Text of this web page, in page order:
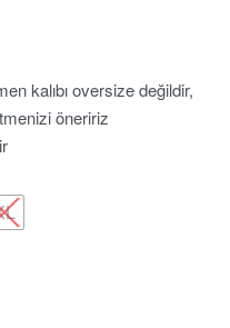
kalıbı oversize değildir,
öneririz